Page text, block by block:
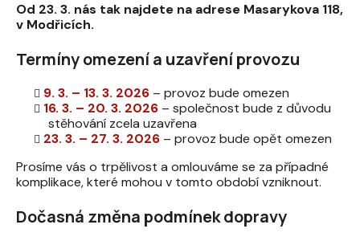
Od 23. 3. nás tak najdete na adrese Masarykova 118,
v Modřicích.
Termíny omezení a uzavření provozu
9. 3. – 13. 3. 2026 – provoz bude omezen
16. 3. – 20. 3. 2026 – společnost bude z důvodu
stěhování zcela uzavřena
23. 3. – 27. 3. 2026 – provoz bude opět omezen
Prosíme vás o trpělivost a omlouváme se za případné
komplikace, které mohou v tomto období vzniknout.
Dočasná změna podmínek dopravy